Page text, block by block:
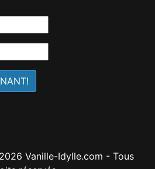
Vanille-Idylle.com - Tous